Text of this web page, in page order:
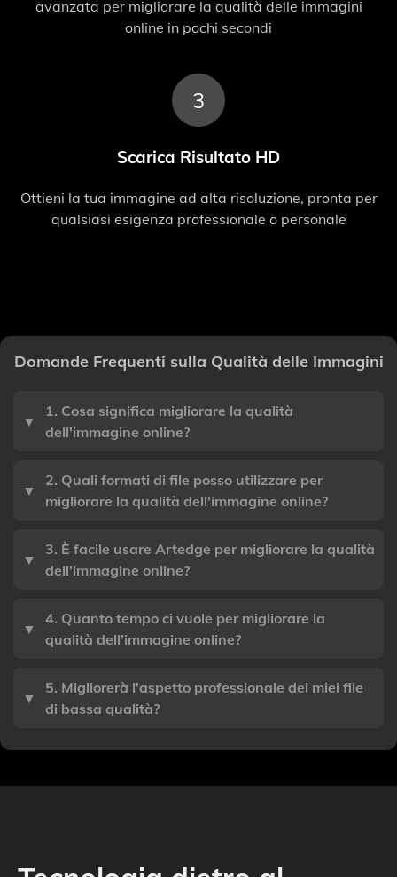
avanzata per migliorare la qualità delle immagini
online in pochi secondi
3
Scarica Risultato HD
Ottieni la tua immagine ad alta risoluzione, pronta per
qualsiasi esigenza professionale o personale
Domande Frequenti sulla Qualità delle Immagini
▼
1. Cosa significa migliorare la qualità
dell'immagine online?
▼
2. Quali formati di file posso utilizzare per
migliorare la qualità dell'immagine online?
▼
3. È facile usare Artedge per migliorare la qualità
dell'immagine online?
▼
4. Quanto tempo ci vuole per migliorare la
qualità dell'immagine online?
▼
5. Migliorerà l'aspetto professionale dei miei file
di bassa qualità?